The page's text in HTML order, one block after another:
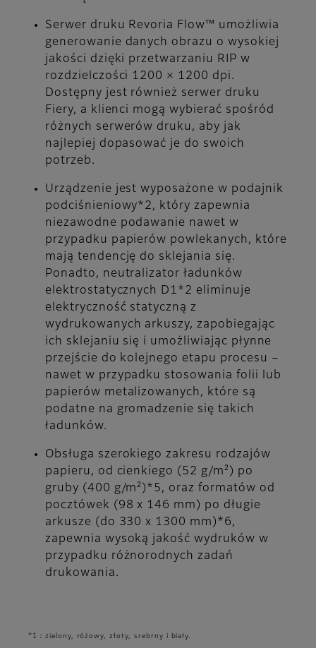
Serwer druku Revoria Flow™ umożliwia
generowanie danych obrazu o wysokiej
jakości dzięki przetwarzaniu RIP w
rozdzielczości 1200 × 1200 dpi.
Dostępny jest również serwer druku
Fiery, a klienci mogą wybierać spośród
różnych serwerów druku, aby jak
najlepiej dopasować je do swoich
potrzeb.
Urządzenie jest wyposażone w podajnik
podciśnieniowy*2, który zapewnia
niezawodne podawanie nawet w
przypadku papierów powlekanych, które
mają tendencję do sklejania się.
Ponadto, neutralizator ładunków
elektrostatycznych D1*2 eliminuje
elektryczność statyczną z
wydrukowanych arkuszy, zapobiegając
ich sklejaniu się i umożliwiając płynne
przejście do kolejnego etapu procesu –
nawet w przypadku stosowania folii lub
papierów metalizowanych, które są
podatne na gromadzenie się takich
ładunków.
Obsługa szerokiego zakresu rodzajów
papieru, od cienkiego (52 g/m²) po
gruby (400 g/m²)*5, oraz formatów od
pocztówek (98 x 146 mm) po długie
arkusze (do 330 x 1300 mm)*6,
zapewnia wysoką jakość wydruków w
przypadku różnorodnych zadań
drukowania.
*1：zielony, różowy, złoty, srebrny i biały.